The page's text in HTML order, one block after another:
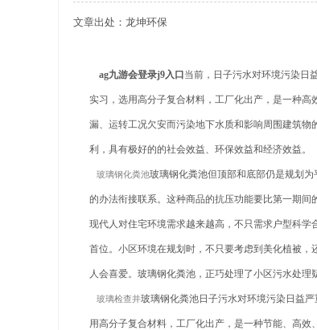
关于重庆玻璃钢化粪池的这些基础知识
在安装绵阳玻璃钢化粪池时可能遇到这
使用成都玻璃钢化粪池的七大好处你都记
文章出处：龙坤环保
ag九游会登录j9入口 当前，日子污水对环境污染日
实习，选用高分子复合材料，工厂化出产，是一种
漏、运转工况欠安而污染地下水质和影响周围建筑物
利，具有极好的的社会效益、环保效益和经济效益。
玻璃钢化粪池玻璃钢化粪池但顶部和底部仍是规划
的办法衔接联系。这种商品的抗压功能要比第一期间
现代人对住宅环境需求越来越高，不只需求户型科
首位。小区环境在规划时，不只要考虑到美化植被，
人会喜爱。玻璃钢化粪池，正巧处理了小区污水处理
玻璃检查井玻璃钢化粪池日子污水对环境污染日益严
用高分子复合材料，工厂化出产，是一种节能、高